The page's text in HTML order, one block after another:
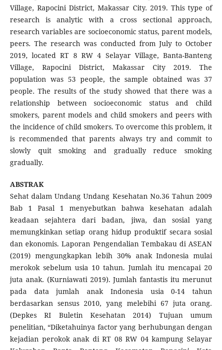
Village, Rapocini District, Makassar City. 2019. This type of
research is analytic with a cross sectional approach,
research variables are socioeconomic status, parent models,
peers. The research was conducted from July to October
2019, located RT 8 RW 4 Selayar Village, Banta-Banteng
Village, Rapocini District, Makassar City 2019. The
population was 53 people, the sample obtained was 37
people. The results of the study showed that there was a
relationship between socioeconomic status and child
smokers, parent models and child smokers and peers with
the incidence of child smokers. To overcome this problem, it
is recommended that parents always try and commit to
slowly quit smoking and gradually reduce smoking
gradually.
ABSTRAK
Sehat dalam Undang Undang Kesehatan No.36 Tahun 2009
Bab 1 Pasal 1 menyebutkan bahwa kesehatan adalah
keadaan sejahtera dari badan, jiwa, dan sosial yang
memungkinkan setiap orang hidup produktif secara sosial
dan ekonomis. Laporan Pengendalian Tembakau di ASEAN
(2019) mengungkapkan lebih 30% anak Indonesia mulai
merokok sebelum usia 10 tahun. Jumlah itu mencapai 20
juta anak. (Kurniawati 2019). Jumlah fantastis itu merunut
pada data jumlah anak Indonesia usia 0-14 tahun
berdasarkan sensus 2010, yang melebihi 67 juta orang.
(Depkes RI Buletin Kesehatan 2014) Tujuan umum
penelitian, “Diketahuinya factor yang berhubungan dengan
kejadian perokok anak di RT 08 RW 04 kampung Selayar